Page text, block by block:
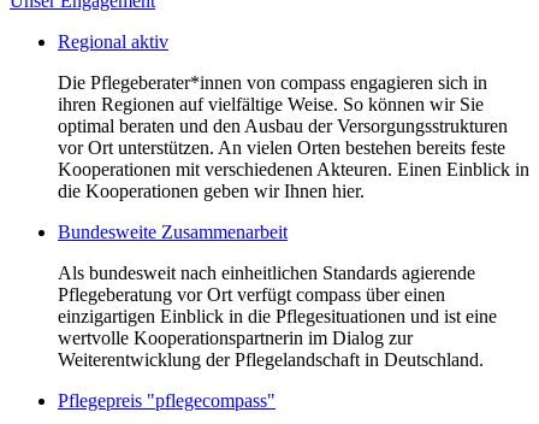
Regional aktiv
Die Pflegeberater*innen von compass engagieren sich in
ihren Regionen auf vielfältige Weise. So können wir Sie
optimal beraten und den Ausbau der Versorgungsstrukturen
vor Ort unterstützen. An vielen Orten bestehen bereits feste
Kooperationen mit verschiedenen Akteuren. Einen Einblick in
die Kooperationen geben wir Ihnen hier.
Bundesweite Zusammenarbeit
Als bundesweit nach einheitlichen Standards agierende
Pflegeberatung vor Ort verfügt compass über einen
einzigartigen Einblick in die Pflegesituationen und ist eine
wertvolle Kooperationspartnerin im Dialog zur
Weiterentwicklung der Pflegelandschaft in Deutschland.
Pflegepreis "pflegecompass"